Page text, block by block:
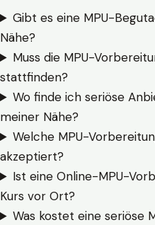
Gibt es eine MPU-
Nähe?
Muss die MPU-
stattfinden?
Wo finde ich seriöse
meiner Nähe?
Welche MPU-
akzeptiert?
Ist eine Online-MPU-
Kurs vor Ort?
Was kostet eine seriöse